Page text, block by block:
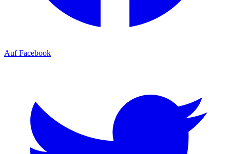
Auf Facebook